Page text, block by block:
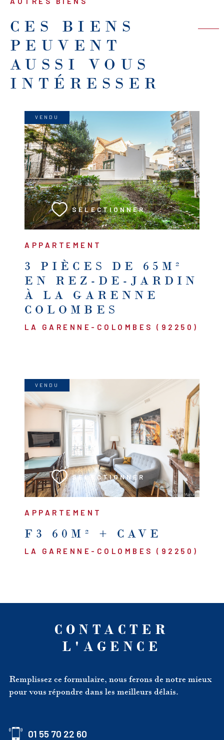
CES BIENS
PEUVENT
AUSSI VOUS
INTÉRESSER
APPARTEMENT
3 PIÈCES DE 65M²
EN REZ-DE-JARDIN
À LA GARENNE
COLOMBES
LA GARENNE-COLOMBES (92250)
VENDU
SÉLECTIONNER
VOIR LE BIEN
APPARTEMENT
F3 60M² + CAVE
LA GARENNE-COLOMBES (92250)
VENDU
SÉLECTIONNER
VOIR LE BIEN
CONTACTER
L'AGENCE
Remplissez ce formulaire, nous ferons de notre mieux
pour vous répondre dans les meilleurs délais.
01 55 70 22 60